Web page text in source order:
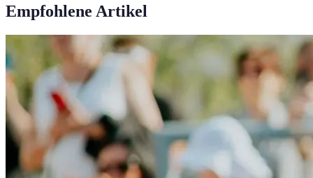
Empfohlene Artikel